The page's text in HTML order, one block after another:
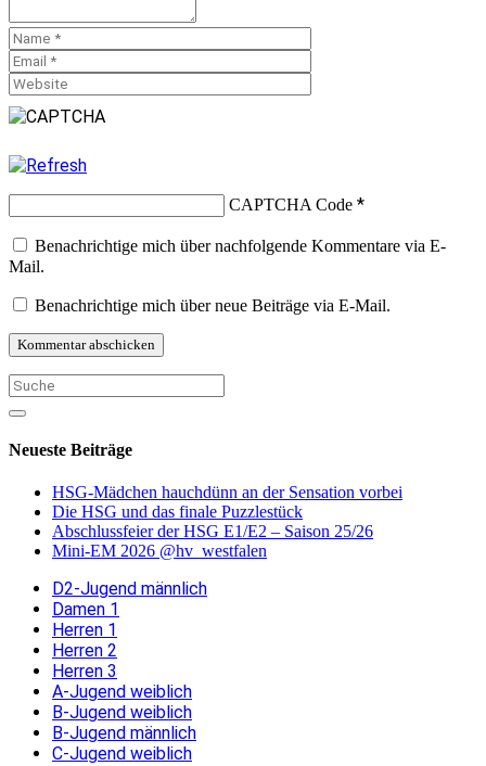
CAPTCHA Code *
Benachrichtige mich über nachfolgende Kommentare via E-
Mail.
Benachrichtige mich über neue Beiträge via E-Mail.
Neueste Beiträge
HSG-Mädchen hauchdünn an der Sensation vorbei
Die HSG und das finale Puzzlestück
Abschlussfeier der HSG E1/E2 – Saison 25/26
Mini-EM 2026 @hv_westfalen
D2-Jugend männlich
Damen 1
Herren 1
Herren 2
Herren 3
A-Jugend weiblich
B-Jugend weiblich
B-Jugend männlich
C-Jugend weiblich